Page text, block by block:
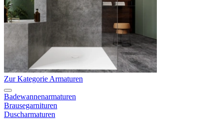
Zur Kategorie Armaturen
Badewannenarmaturen
Brausegarnituren
Duscharmaturen